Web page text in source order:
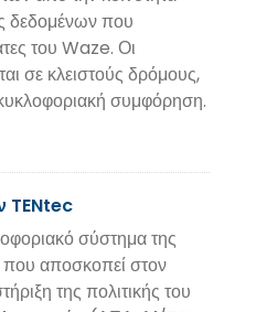
δεδομένων που
του Waze. Οι
σε κλειστούς δρόμους,
συμφόρηση.
TENtec
σύστημα της
αποσκοπεί στον
της πολιτικής του